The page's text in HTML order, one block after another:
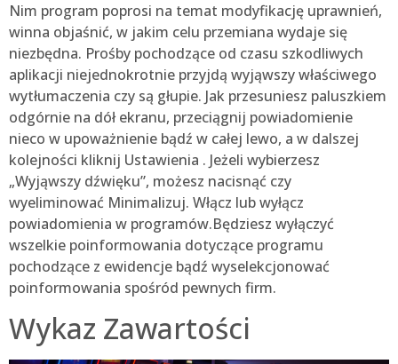
Nim program poprosi na temat modyfikację uprawnień,
winna objaśnić, w jakim celu przemiana wydaje się
niezbędna. Prośby pochodzące od czasu szkodliwych
aplikacji niejednokrotnie przyjdą wyjąwszy właściwego
wytłumaczenia czy są głupie. Jak przesuniesz paluszkiem
odgórnie na dół ekranu, przeciągnij powiadomienie
nieco w upoważnienie bądź w całej lewo, a w dalszej
kolejności kliknij Ustawienia . Jeżeli wybierzesz
„Wyjąwszy dźwięku”, możesz nacisnąć czy
wyeliminować Minimalizuj. Włącz lub wyłącz
powiadomienia w programów.Będziesz wyłączyć
wszelkie poinformowania dotyczące programu
pochodzące z ewidencje bądź wyselekcjonować
poinformowania spośród pewnych firm.
Wykaz Zawartości